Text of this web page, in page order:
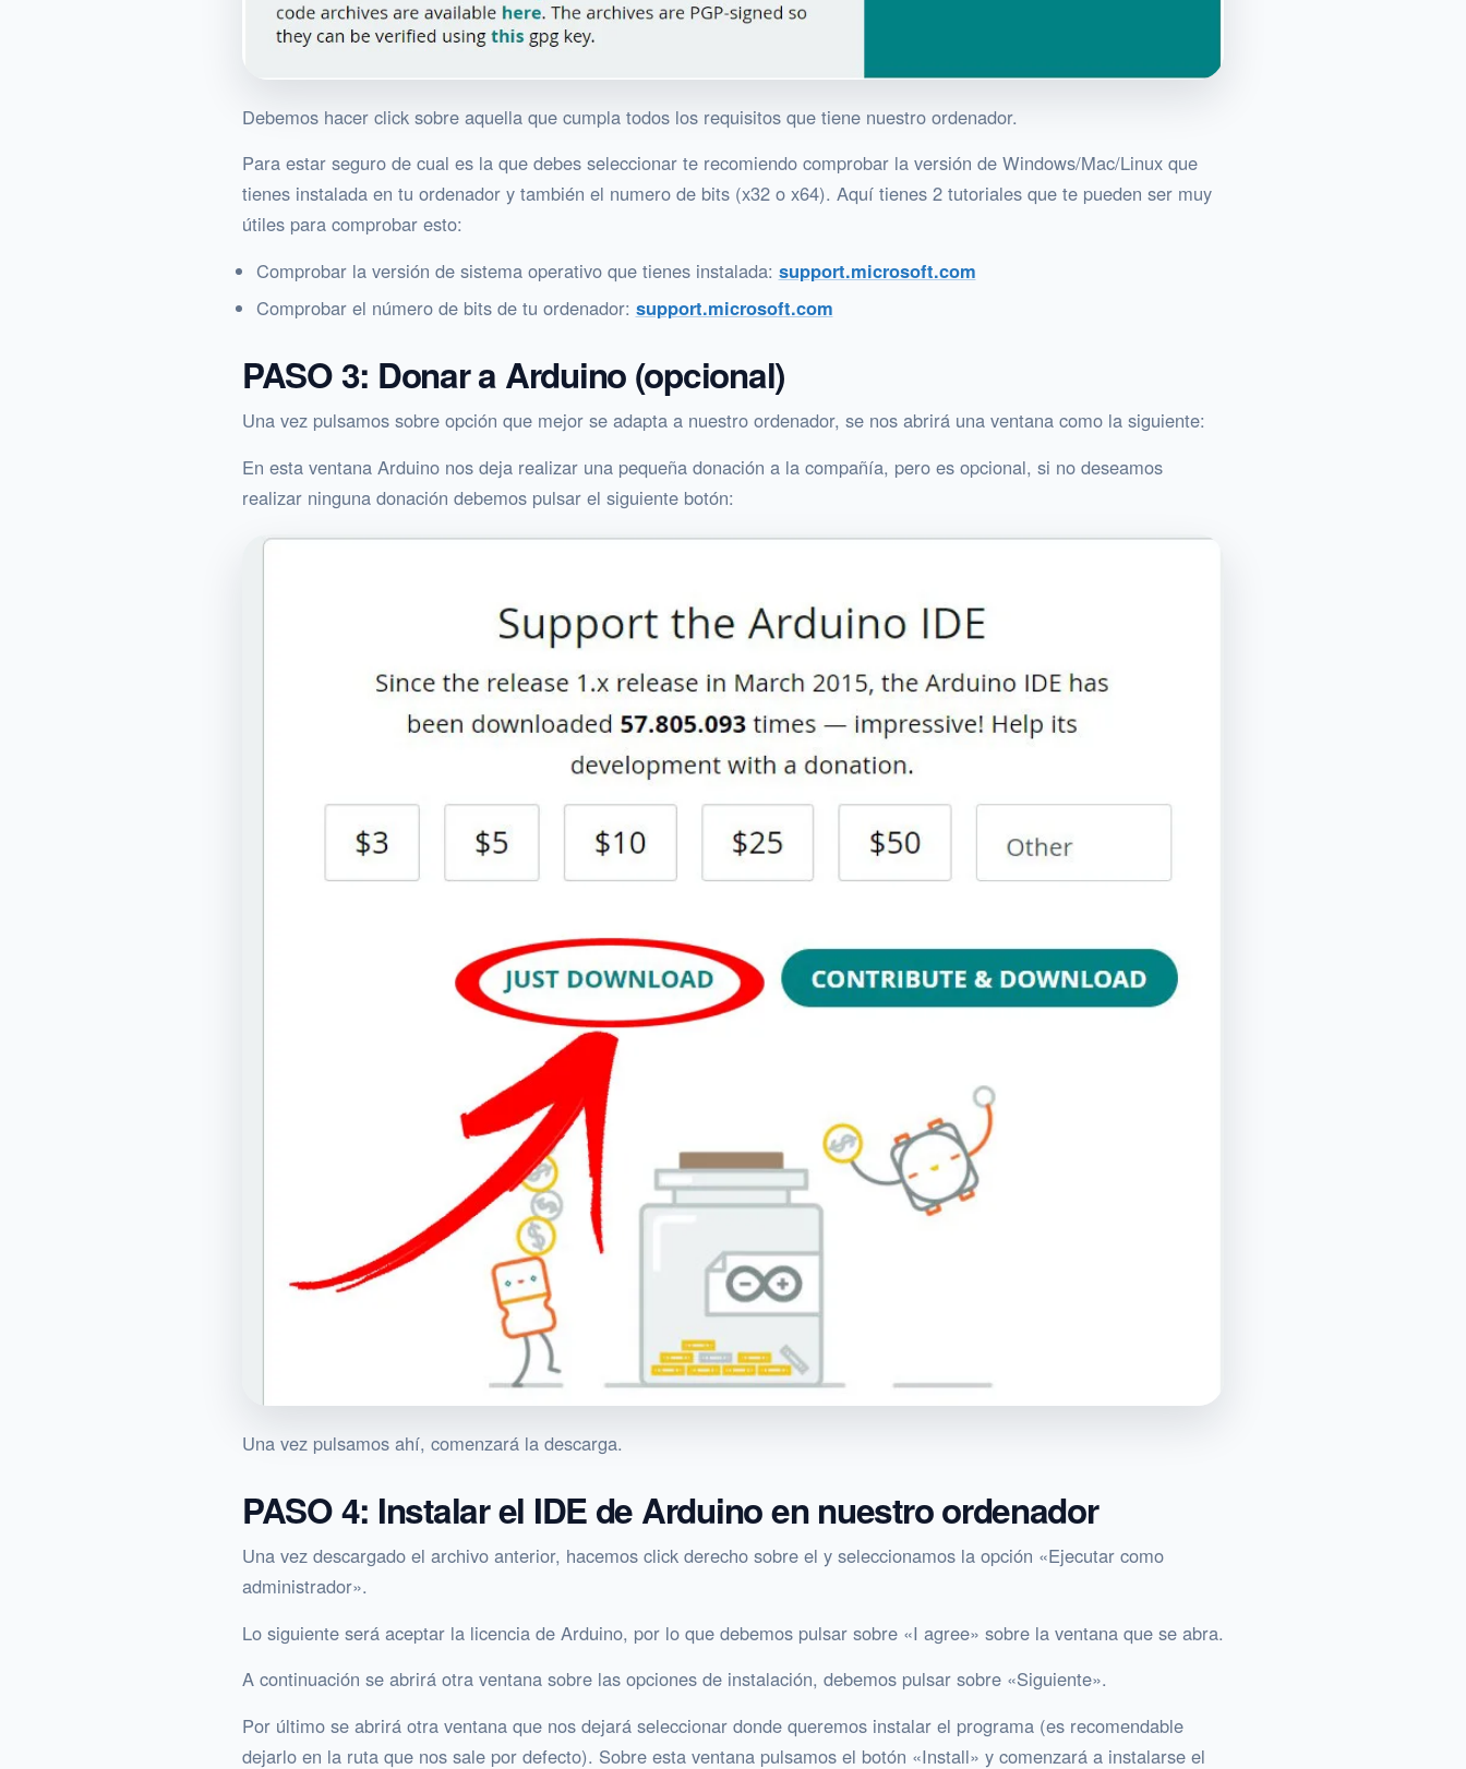
Debemos hacer click sobre aquella que cumpla todos los requisitos que tiene nuestro ordenador.
Para estar seguro de cual es la que debes seleccionar te recomiendo comprobar la versión de Windows/Mac/Linux que
tienes instalada en tu ordenador y también el numero de bits (x32 o x64). Aquí tienes 2 tutoriales que te pueden ser muy
útiles para comprobar esto:
Comprobar la versión de sistema operativo que tienes instalada: support.microsoft.com
Comprobar el número de bits de tu ordenador: support.microsoft.com
PASO 3: Donar a Arduino (opcional)
Una vez pulsamos sobre opción que mejor se adapta a nuestro ordenador, se nos abrirá una ventana como la siguiente:
En esta ventana Arduino nos deja realizar una pequeña donación a la compañía, pero es opcional, si no deseamos
realizar ninguna donación debemos pulsar el siguiente botón:
Una vez pulsamos ahí, comenzará la descarga.
PASO 4: Instalar el IDE de Arduino en nuestro ordenador
Una vez descargado el archivo anterior, hacemos click derecho sobre el y seleccionamos la opción «Ejecutar como
administrador».
Lo siguiente será aceptar la licencia de Arduino, por lo que debemos pulsar sobre «I agree» sobre la ventana que se abra.
A continuación se abrirá otra ventana sobre las opciones de instalación, debemos pulsar sobre «Siguiente».
Por último se abrirá otra ventana que nos dejará seleccionar donde queremos instalar el programa (es recomendable
dejarlo en la ruta que nos sale por defecto). Sobre esta ventana pulsamos el botón «Install» y comenzará a instalarse el